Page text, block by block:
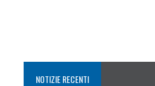
NOTIZIE RECENTI